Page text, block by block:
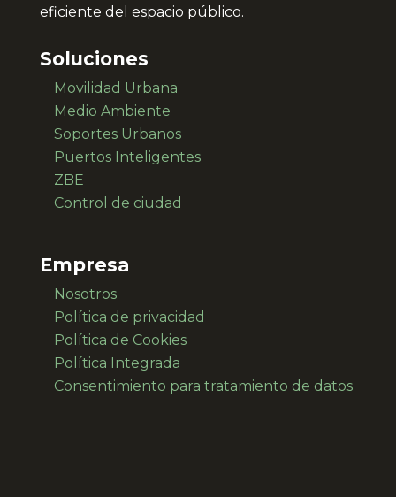
eficiente del espacio público.
Soluciones
Movilidad Urbana
Medio Ambiente
Soportes Urbanos
Puertos Inteligentes
ZBE
Control de ciudad
Empresa
Nosotros
Política de privacidad
Política de Cookies
Política Integrada
Consentimiento para tratamiento de datos